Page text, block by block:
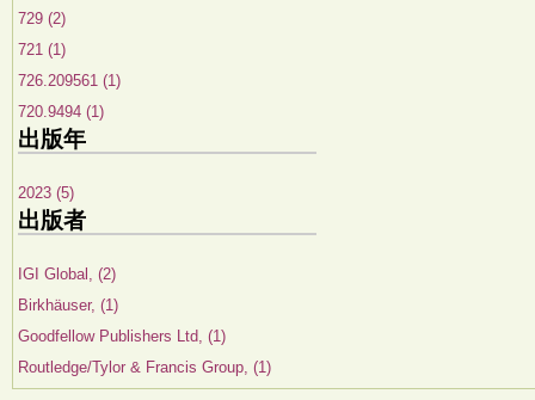
729 (2)
721 (1)
726.209561 (1)
720.9494 (1)
出版年
2023 (5)
出版者
IGI Global, (2)
Birkhäuser, (1)
Goodfellow Publishers Ltd, (1)
Routledge/Tylor & Francis Group, (1)